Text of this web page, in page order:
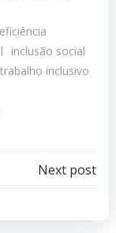
inclusão social
inclusivo
Next post